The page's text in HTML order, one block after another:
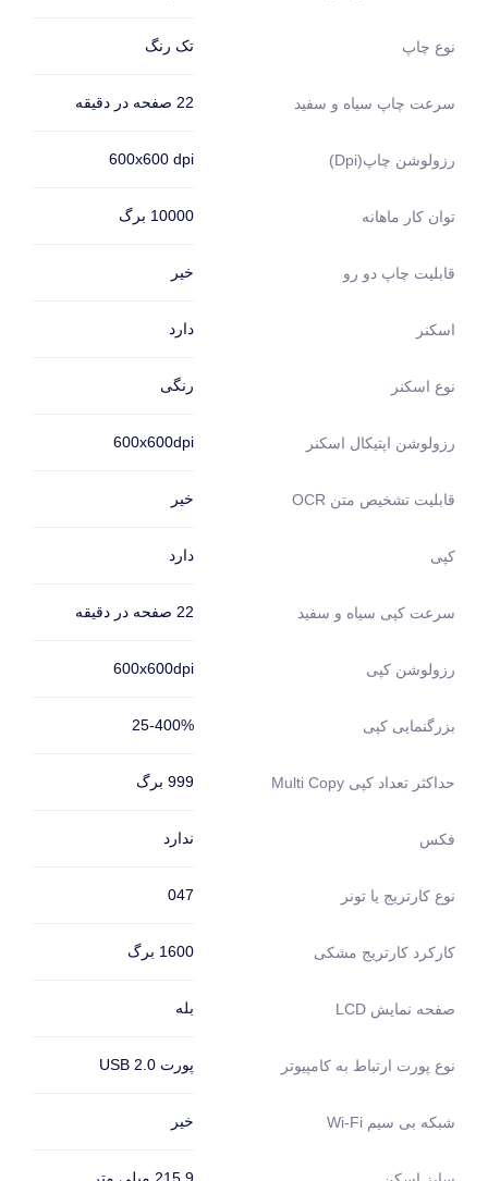
نوع چاپ تک رنگ
سرعت چاپ سیاه و سفید 22 صفحه در دقیقه
رزولوشن چاپ(dpi) 600x600 dpi
توان کار ماهانه 10000 برگ
قابلیت چاپ دو رو خیر
اسکنر دارد
نوع اسکنر رنگی
رزولوشن اپتیکال اسکنر 600x600dpi
قابلیت تشخیص متن OCR خیر
کپی دارد
سرعت کپی سیاه و سفید 22 صفحه در دقیقه
رزولوشن کپی 600x600dpi
بزرگنمایی کپی 25-400%
حداکثر تعداد کپی Multi Copy 999 برگ
فکس ندارد
نوع کارتریج یا تونر 047
کارکرد کارتریج مشکی 1600 برگ
صفحه نمایش LCD بله
نوع پورت ارتباط به کامپیوتر پورت USB 2.0
شبکه بی سیم Wi-Fi خیر